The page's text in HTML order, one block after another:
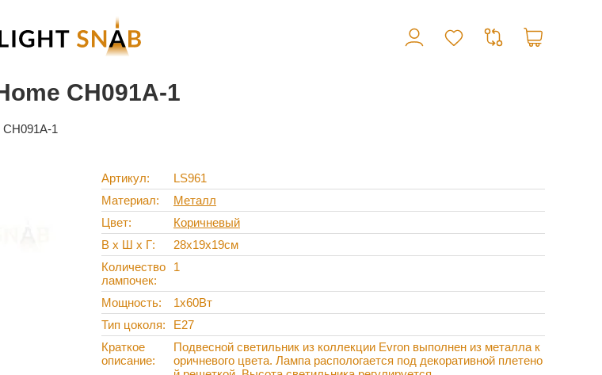
CH091A-1
1
Артикул
LS961
Материал
Металл
Цвет
Коричневый
В х Ш х Г
28x19x19см
Количество
лампочек
1
Мощность
1x60Вт
Тип цоколя
E27
Краткое
описание
Подвесной светильник из коллекции Evron выполнен из металла к
оричневого цвета. Лампа распологается под декоративной плетено